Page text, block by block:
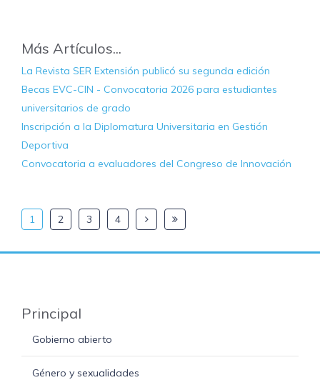
Más Artículos...
La Revista SER Extensión publicó su segunda edición
Becas EVC-CIN - Convocatoria 2026 para estudiantes
universitarios de grado
Inscripción a la Diplomatura Universitaria en Gestión
Deportiva
Convocatoria a evaluadores del Congreso de Innovación
1 2 3 4
Principal
Gobierno abierto
Género y sexualidades